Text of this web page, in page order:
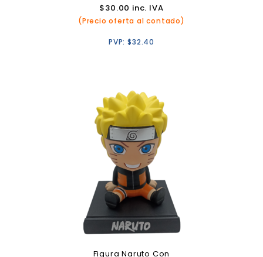
$30.00 inc. IVA
(Precio oferta al contado)
PVP:$32.40
Figura Naruto Con